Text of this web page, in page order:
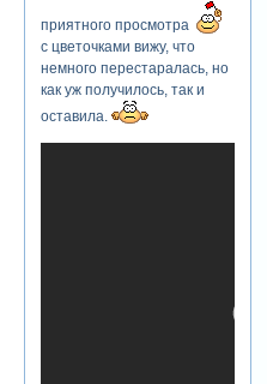
приятного просмотра
с цветочками вижу, что
немного перестаралась, но
как уж получилось, так и
оставила.